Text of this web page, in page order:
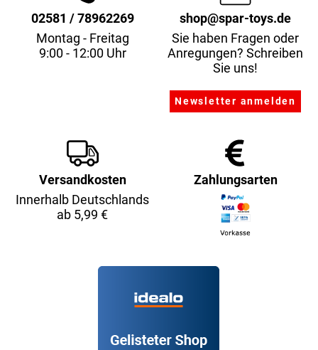
02581 / 78962269
Montag - Freitag
9:00 - 12:00 Uhr
shop@spar-toys.de
Sie haben Fragen oder
Anregungen? Schreiben
Sie uns!
Versandkosten
Innerhalb Deutschlands
ab 5,99 €
Zahlungsarten